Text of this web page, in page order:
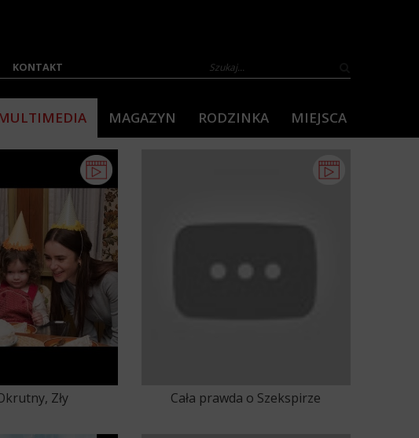
KONTAKT
MAGAZYN RODZINKA MIEJSCA
Zły Cała prawda o Szekspirze